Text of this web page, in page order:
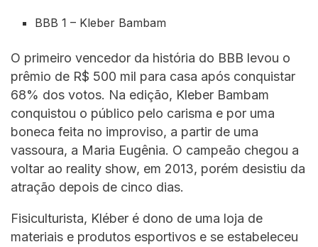
BBB 1 – Kleber Bambam
O primeiro vencedor da história do BBB levou o
prêmio de R$ 500 mil para casa após conquistar
68% dos votos. Na edição, Kleber Bambam
conquistou o público pelo carisma e por uma
boneca feita no improviso, a partir de uma
vassoura, a Maria Eugênia. O campeão chegou a
voltar ao reality show, em 2013, porém desistiu da
atração depois de cinco dias.
Fisiculturista, Kléber é dono de uma loja de
materiais e produtos esportivos e se estabeleceu